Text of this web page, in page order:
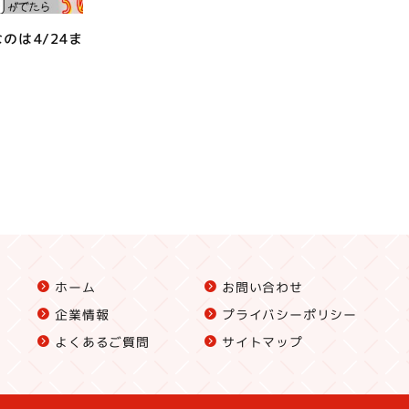
のは4/24ま
ホーム
企業情報
よくあるご質問
お問い合わせ
プライバシーポリシー
サイトマップ